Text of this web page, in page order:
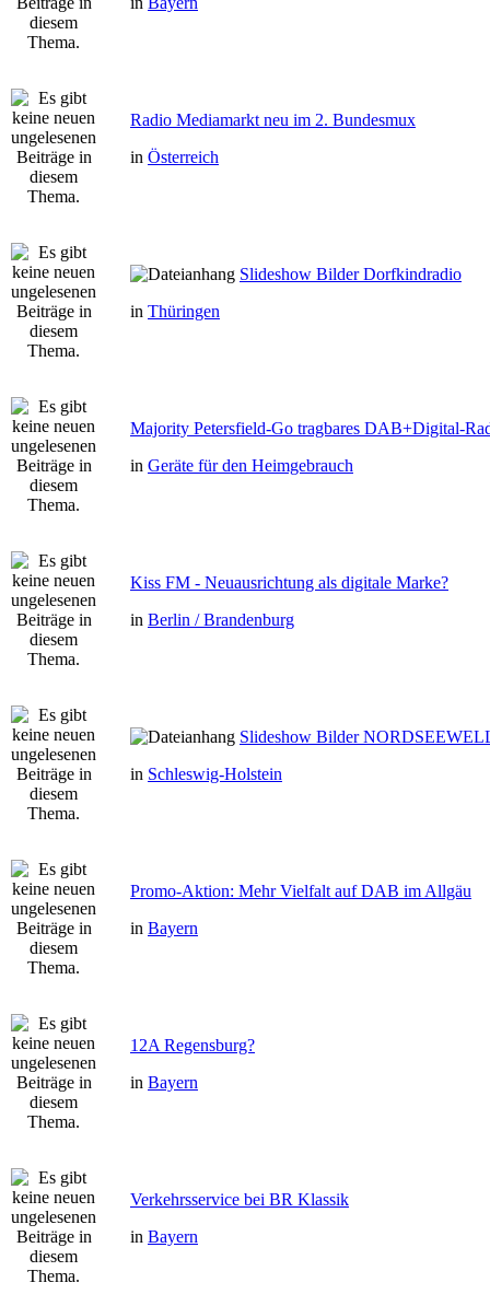
Radio Mediamarkt neu im 2. Bundesmux
in Österreich
Slideshow Bilder Dorfkindradio
in Thüringen
Majority Petersfield-Go tragbares DAB+Digital-
in Geräte für den Heimgebrauch
Kiss FM - Neuausrichtung als digitale Marke?
in Berlin / Brandenburg
Slideshow Bilder
in Schleswig-Holstein
Promo-Aktion: Mehr Vielfalt auf DAB im Allgäu
in Bayern
12A Regensburg?
in Bayern
Verkehrsservice bei BR Klassik
in Bayern